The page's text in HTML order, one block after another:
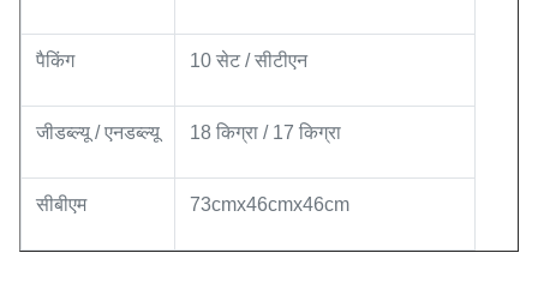
पैकिंग 10 सेट / सीटीएन
जीडब्ल्यू / एनडब्ल्यू 18 किग्रा / 17 किग्रा
सीबीएम 73cmx46cmx46cm